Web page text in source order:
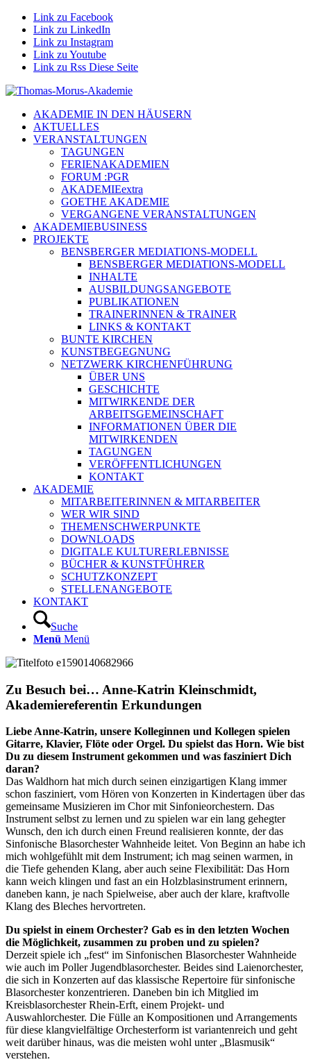
Link zu Facebook
Link zu LinkedIn
Link zu Instagram
Link zu Youtube
Link zu Rss Diese Seite
AKADEMIE IN DEN HÄUSERN
AKTUELLES
VERANSTALTUNGEN
TAGUNGEN
FERIENAKADEMIEN
FORUM :PGR
AKADEMIEextra
GOETHE AKADEMIE
VERGANGENE VERANSTALTUNGEN
AKADEMIEBUSINESS
PROJEKTE
BENSBERGER MEDIATIONS-MODELL
BENSBERGER MEDIATIONS-MODELL
INHALTE
AUSBILDUNGSANGEBOTE
PUBLIKATIONEN
TRAINERINNEN & TRAINER
LINKS & KONTAKT
BUNTE KIRCHEN
KUNSTBEGEGNUNG
NETZWERK KIRCHENFÜHRUNG
ÜBER UNS
GESCHICHTE
MITWIRKENDE DER
ARBEITSGEMEINSCHAFT
INFORMATIONEN ÜBER DIE
MITWIRKENDEN
TAGUNGEN
VERÖFFENTLICHUNGEN
KONTAKT
AKADEMIE
MITARBEITERINNEN & MITARBEITER
WER WIR SIND
THEMENSCHWERPUNKTE
DOWNLOADS
DIGITALE KULTURERLEBNISSE
BÜCHER & KUNSTFÜHRER
SCHUTZKONZEPT
STELLENANGEBOTE
KONTAKT
Suche
Menü Menü
Zu Besuch bei… Anne-Katrin Kleinschmidt,
Akademiereferentin Erkundungen
Liebe Anne-Katrin, unsere Kolleginnen und Kollegen spielen
Gitarre, Klavier, Flöte oder Orgel. Du spielst das Horn. Wie bist
Du zu diesem Instrument gekommen und was fasziniert Dich
daran?
Das Waldhorn hat mich durch seinen einzigartigen Klang immer
schon fasziniert, vom Hören von Konzerten in Kindertagen über das
gemeinsame Musizieren im Chor mit Sinfonieorchestern. Das
Instrument selbst zu lernen und zu spielen war ein lang gehegter
Wunsch, den ich durch einen Freund realisieren konnte, der das
Sinfonische Blasorchester Wahnheide leitet. Von Beginn an habe ich
mich wohlgefühlt mit dem Instrument; ich mag seinen warmen, in
die Tiefe gehenden Klang, aber auch seine Flexibilität: Das Horn
kann weich klingen und fast an ein Holzblasinstrument erinnern,
daneben kann, je nach Spielweise, aber auch der klare, kraftvolle
Klang des Bleches hervortreten.
Du spielst in einem Orchester? Gab es in den letzten Wochen
die Möglichkeit, zusammen zu proben und zu spielen?
Derzeit spiele ich „fest“ im Sinfonischen Blasorchester Wahnheide
wie auch im Poller Jugendblasorchester. Beides sind Laienorchester,
die sich in Konzerten auf das klassische Repertoire für sinfonische
Blasorchester konzentrieren. Daneben bin ich Mitglied im
Kreisblasorchester Rhein-Erft, einem Projekt- und
Auswahlorchester. Die Fülle an Kompositionen und Arrangements
für diese klangvielfältige Orchesterform ist variantenreich und geht
weit darüber hinaus, was die meisten wohl unter „Blasmusik“
verstehen.